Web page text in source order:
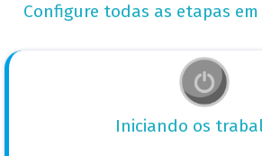
Configure todas as etapas
Iniciando os